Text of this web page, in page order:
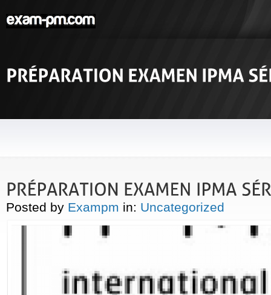
Posted by Exampm in: Uncategorized